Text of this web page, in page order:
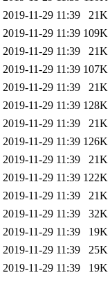
2019-11-29 11:39
21K
2019-11-29 11:39 109K
2019-11-29 11:39
21K
2019-11-29 11:39 107K
2019-11-29 11:39
21K
2019-11-29 11:39 128K
2019-11-29 11:39
21K
2019-11-29 11:39 126K
2019-11-29 11:39
21K
2019-11-29 11:39 122K
2019-11-29 11:39
21K
2019-11-29 11:39
32K
2019-11-29 11:39
19K
2019-11-29 11:39
25K
2019-11-29 11:39
19K